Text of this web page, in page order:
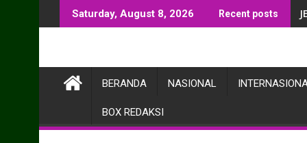
to
Saturday, August 8, 2026 Recent posts
BERANDA NASIONAL
BOX REDAKSI